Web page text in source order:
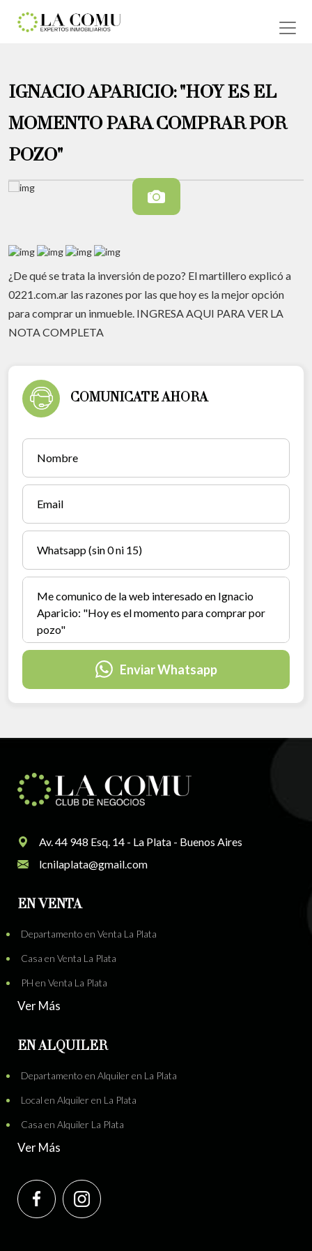
IGNACIO APARICIO: "HOY ES EL
MOMENTO PARA COMPRAR POR
POZO"
¿De qué se trata la inversión de pozo? El martillero explicó a
0221.com.ar las razones por las que hoy es la mejor opción
para comprar un inmueble. INGRESA AQUI PARA VER LA
NOTA COMPLETA
COMUNICATE AHORA
Enviar Whatsapp
Av. 44 948 Esq. 14 - La Plata - Buenos Aires
lcnilaplata@gmail.com
EN VENTA
Departamento en Venta La Plata
Casa en Venta La Plata
PH en Venta La Plata
Ver Más
EN ALQUILER
Departamento en Alquiler en La Plata
Local en Alquiler en La Plata
Casa en Alquiler La Plata
Ver Más